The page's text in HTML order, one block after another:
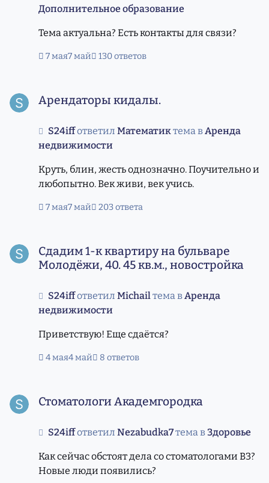
Дополнительное образование
Тема актуальна? Есть контакты для связи?
7 мая7 май 130 ответов
Арендаторы кидалы.
S24iffответилМатематиктема вАренда
недвижимости
Круть, блин, жесть однозначно. Поучительно и
любопытно. Век живи, век учись.
7 мая7 май 203 ответа
Сдадим 1-к квартиру на бульваре
Молодёжи, 40. 45 кв.м., новостройка
S24iffответилMichailтема вАренда
недвижимости
Приветствую! Еще сдаётся?
4 мая4 май 8 ответов
Стоматологи Академгородка
S24iffответилNezabudka7тема вЗдоровье
Как сейчас обстоят дела со стоматологами ВЗ?
Новые люди появились?